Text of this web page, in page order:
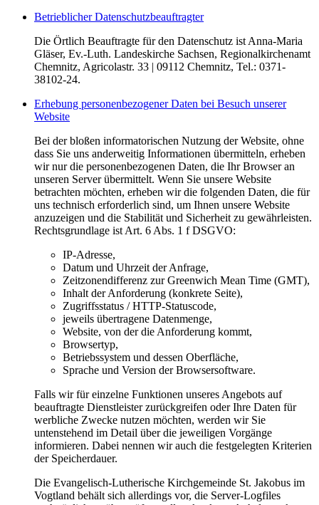
Betrieblicher Datenschutzbeauftragter
Die Örtlich Beauftragte für den Datenschutz ist Anna-Maria
Gläser, Ev.-Luth. Landeskirche Sachsen, Regionalkirchenamt
Chemnitz, Agricolastr. 33 | 09112 Chemnitz, Tel.: 0371-
38102-24.
Erhebung personenbezogener Daten bei Besuch unserer
Website
Bei der bloßen informatorischen Nutzung der Website, ohne
dass Sie uns anderweitig Informationen übermitteln, erheben
wir nur die personenbezogenen Daten, die Ihr Browser an
unseren Server übermittelt. Wenn Sie unsere Website
betrachten möchten, erheben wir die folgenden Daten, die für
uns technisch erforderlich sind, um Ihnen unsere Website
anzuzeigen und die Stabilität und Sicherheit zu gewährleisten.
Rechtsgrundlage ist Art. 6 Abs. 1 f DSGVO:
IP-Adresse,
Datum und Uhrzeit der Anfrage,
Zeitzonendifferenz zur Greenwich Mean Time (GMT),
Inhalt der Anforderung (konkrete Seite),
Zugriffsstatus / HTTP-Statuscode,
jeweils übertragene Datenmenge,
Website, von der die Anforderung kommt,
Browsertyp,
Betriebssystem und dessen Oberfläche,
Sprache und Version der Browsersoftware.
Falls wir für einzelne Funktionen unseres Angebots auf
beauftragte Dienstleister zurückgreifen oder Ihre Daten für
werbliche Zwecke nutzen möchten, werden wir Sie
untenstehend im Detail über die jeweiligen Vorgänge
informieren. Dabei nennen wir auch die festgelegten Kriterien
der Speicherdauer.
Die Evangelisch-Lutherische Kirchgemeinde St. Jakobus im
Vogtland behält sich allerdings vor, die Server-Logfiles